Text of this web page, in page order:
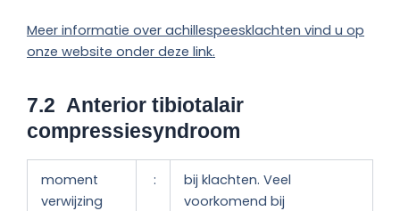
Meer informatie over achillespeesklachten vind u op
onze website onder deze link.
7.2 Anterior tibiotalair
compressiesyndroom
moment
verwijzing
:
bij klachten. Veel
voorkomend bij